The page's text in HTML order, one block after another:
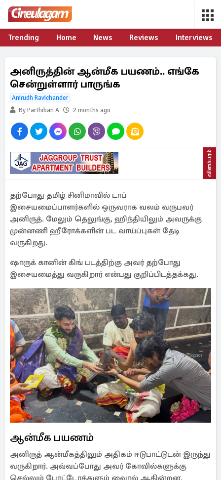
Trending Home News Reviews Interviews
அனிருத்தின் ஆன்மீக பயணம்.. எங்கே
சென்றுள்ளார் பாருங்க
Anirudh Ravichander
By Parthiban A
2 months ago
விளம்பரம்
தற்போது தமிழ் சினிமாவில் டாப்
இசையமைப்பாளர்களில் ஒருவராக வலம் வருபவர்
அனிருத். மேலும் தெலுங்கு, ஹிந்தியிலும் அவருக்கு
முன்னணி ஹீரோக்களின் பட வாய்ப்புகள் தேடி
வருகிறது.
ஷாருக் கானின் கிங் படத்திற்கு அவர் தற்போது
இசையமைத்து வருகிறார் என்பது குறிப்பிடத்தக்கது.
ஆன்மீக பயணம்
அனிருத் ஆன்மீகத்திலும் அதிகம் ஈடுபாட்டுடன் இருந்து
வருகிறார். அவ்வப்போது அவர் கோவில்களுக்கு
செல்லும் போட்டோக்களும் வைரல் ஆகின்றன.